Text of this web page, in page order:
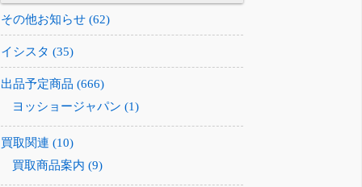
その他お知らせ (62)
イシスタ (35)
出品予定商品 (666)
ヨッショージャパン (1)
買取関連 (10)
買取商品案内 (9)